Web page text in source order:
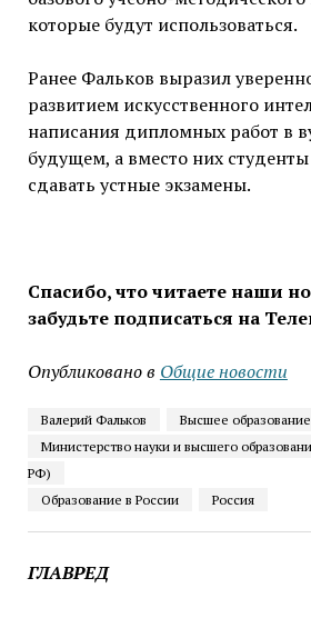
которые будут использоваться.
Ранее Фальков выразил
развитием искусственного
написания дипломных работ в
будущем, а вместо них
сдавать устные экзамены.
Спасибо, что читаете наши
забудьте подписаться на
Опубликовано в Общие новости
Валерий Фальков
Высшее образование
Министерство науки и высшего
РФ)
Образование в России
Россия
ГЛАВРЕД